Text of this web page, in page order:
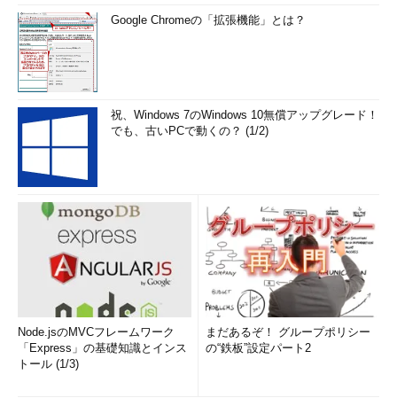
Google Chromeの「拡張機能」とは？
祝、Windows 7のWindows 10無償アップグレード！
でも、古いPCで動くの？ (1/2)
Node.jsのMVCフレームワーク
「Express」の基礎知識とインス
トール (1/3)
まだあるぞ！ グループポリシー
の“鉄板”設定パート2